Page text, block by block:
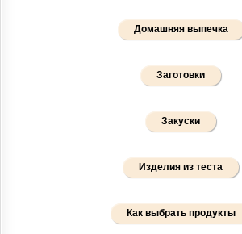
Домашняя выпечка
Заготовки
Закуски
Изделия из теста
Как выбрать продукты